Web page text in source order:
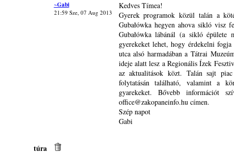
~Gabi
21:59 Sze, 07 Aug 2013
Kedves Tímea!
Gyerek programok közül talán a
Gubałówka hegyen ahova sikló
Gubałówka lábánál (a sikló
gyerekeket lehet, hogy érdekelni
utca alsó harmadában a Tátrai
ideje alatt lesz a Regionális Ízek
az aktualitások közt. Talán sajt
folytatásán található, valamint a
gyarekeket. Bővebb információt
office@zakopaneinfo.hu címen.
Szép napot
Gabi
túra